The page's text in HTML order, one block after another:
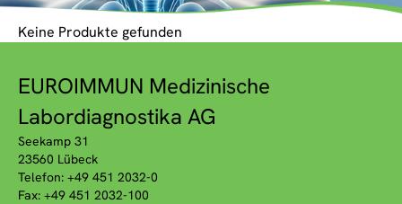
Keine Produkte gefunden
EUROIMMUN Medizinische
Labordiagnostika AG
Seekamp 31
23560 Lübeck
Telefon: +49 451 2032-0
Fax: +49 451 2032-100